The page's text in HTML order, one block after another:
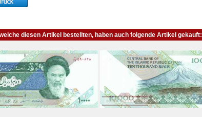
diesen Artikel bestellten, haben auch folgende Artikel gekauft: